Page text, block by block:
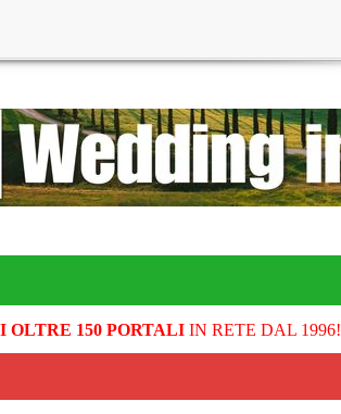
OLTRE 150 PORTALIIN RETE DAL 1996!